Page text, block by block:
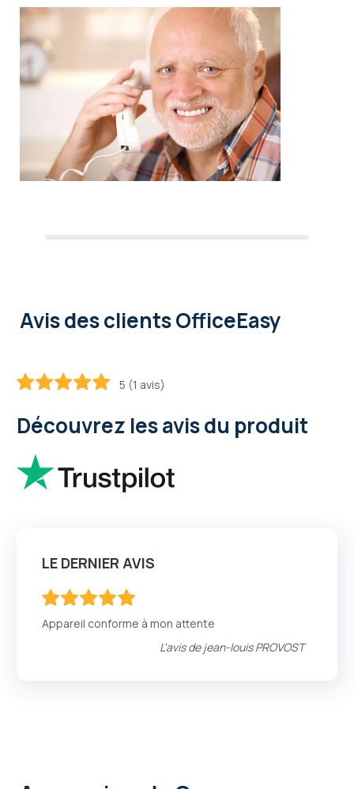
Avis des clients OfficeEasy
5 (1 avis)
Découvrez les avis du produit
LE DERNIER AVIS
Appareil conforme à mon attente
L'avis dejean-louis PROVOST